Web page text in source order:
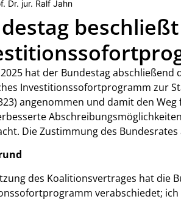
Dr. jur. Ralf Jahn
hat der Bundestag
Investitionssofortprogramm zur
angenommen und damit den
Die Zustimmung des
des Koalitionsvertrages hat die
verabschiedet;